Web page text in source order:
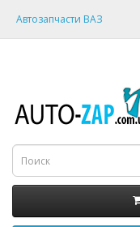
Автозапчасти ВАЗ